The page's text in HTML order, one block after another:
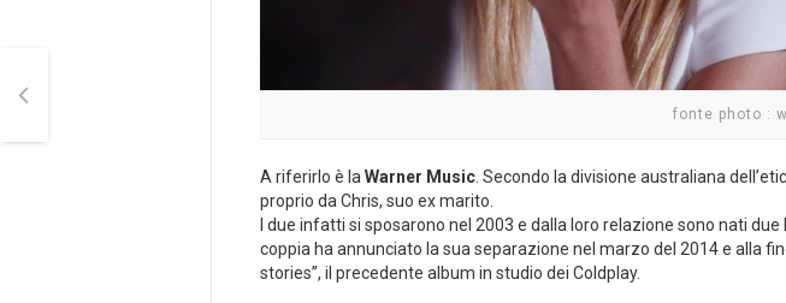
fonte photo :
A riferirlo è laWarner Music. Secondo la divisione australiana
proprio da Chris, suo ex marito.
I due infatti si sposarono nel 2003 e dalla loro relazione sono nati
coppia ha annunciato la sua separazione nel marzo del 2014 e alla
stories”, il precedente album in studio dei Coldplay.